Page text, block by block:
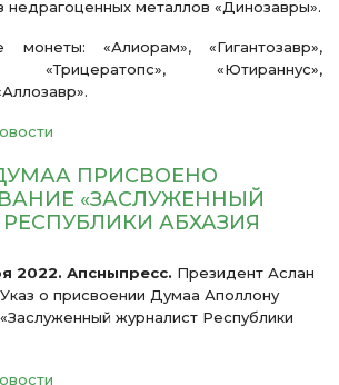
недрагоценных металлов «Динозавры».
«Алиорам», «Гигантозавр»,
«Трицератопс», «Ютираннус»,
ПРИСВОЕНО
«ЗАСЛУЖЕННЫЙ
АБХАЗИЯ
2022. Апсныпресс. Президент Аслан
о присвоении Думаа Аполлону
журналист Республики